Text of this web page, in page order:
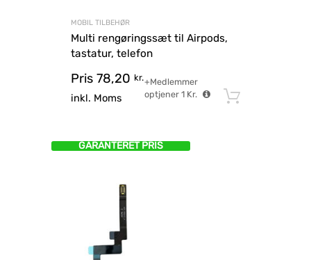
MOBIL TILBEHØR
Multi rengøringssæt til Airpods,
tastatur, telefon
Pris 78,20 kr.
inkl. Moms
+Medlemmer
optjener 1Kr.
GARANTERET PRIS